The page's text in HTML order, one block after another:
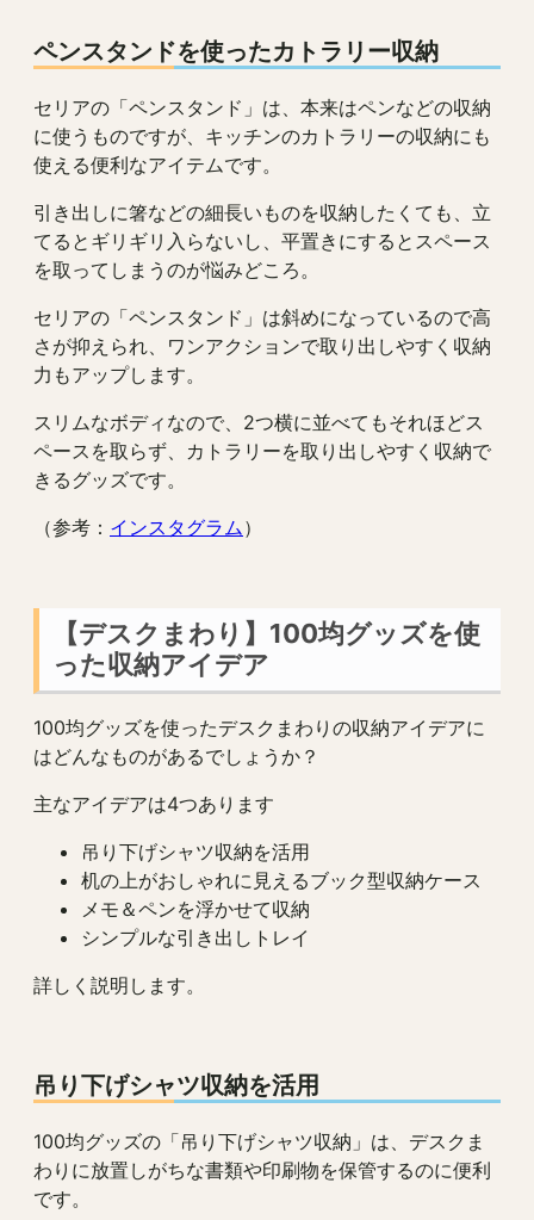
ペンスタンドを使ったカトラリー収納
セリアの「ペンスタンド」は、本来はペンなどの収納
に使うものですが、キッチンのカトラリーの収納にも
使える便利なアイテムです。
引き出しに箸などの細長いものを収納したくても、立
てるとギリギリ入らないし、平置きにするとスペース
を取ってしまうのが悩みどころ。
セリアの「ペンスタンド」は斜めになっているので高
さが抑えられ、ワンアクションで取り出しやすく収納
力もアップします。
スリムなボディなので、2つ横に並べてもそれほどス
ペースを取らず、カトラリーを取り出しやすく収納で
きるグッズです。
（参考： インスタグラム ）
【デスクまわり】100均グッズを使
った収納アイデア
100均グッズを使ったデスクまわりの収納アイデアに
はどんなものがあるでしょうか？
主なアイデアは4つあります
吊り下げシャツ収納を活用
机の上がおしゃれに見えるブック型収納ケース
メモ＆ペンを浮かせて収納
シンプルな引き出しトレイ
詳しく説明します。
吊り下げシャツ収納を活用
100均グッズの「吊り下げシャツ収納」は、デスクま
わりに放置しがちな書類や印刷物を保管するのに便利
です。